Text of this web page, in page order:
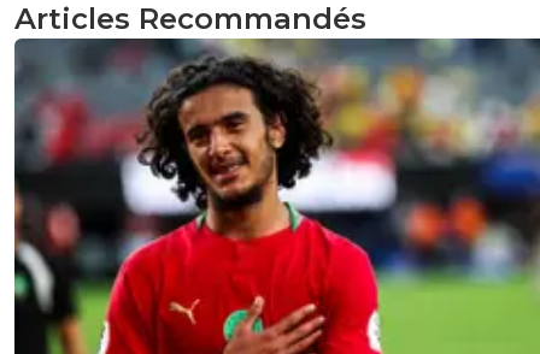
Articles Recommandés